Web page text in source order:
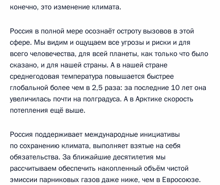
конечно, это изменение климата.
Россия в полной мере осознаёт остроту вызовов в этой
сфере. Мы видим и ощущаем все угрозы и риски и для
всего человечества, для всей планеты, как только что было
сказано, и для нашей страны. А в нашей стране
среднегодовая температура повышается быстрее
глобальной более чем в 2,5 раза: за последние 10 лет она
увеличилась почти на полградуса. А в Арктике скорость
потепления ещё выше.
Россия поддерживает международные инициативы
по сохранению климата, выполняет взятые на себя
обязательства. За ближайшие десятилетия мы
рассчитываем обеспечить накопленный объём чистой
эмиссии парниковых газов даже ниже, чем в Евросоюзе.